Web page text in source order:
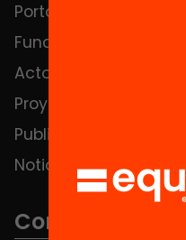
Portada
Fundación
Actos
Proyectos
Publicaciones y vídeos
Noticias
Contacto